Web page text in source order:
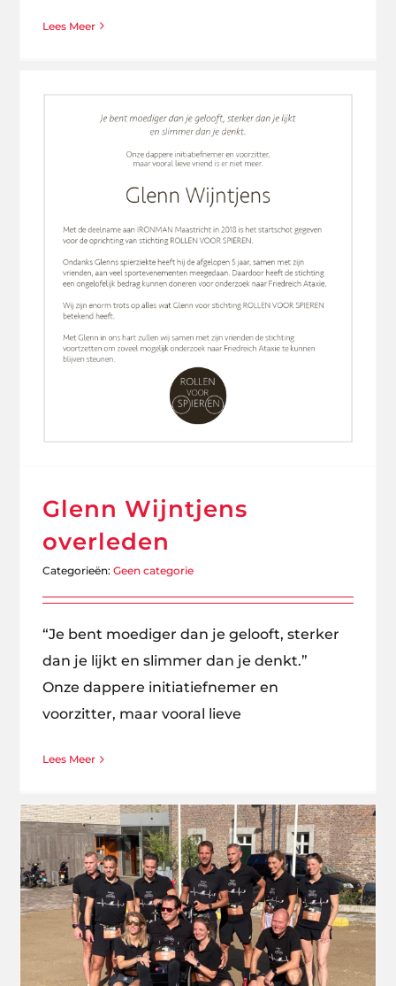
Lees Meer
Glenn Wijntjens
overleden
Categorieën:Geen categorie
“Je bent moediger dan je gelooft, sterker
dan je lijkt en slimmer dan je denkt.”
Onze dappere initiatiefnemer en
voorzitter, maar vooral lieve
Lees Meer